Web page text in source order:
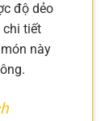
độ dẻo
chi tiết
này